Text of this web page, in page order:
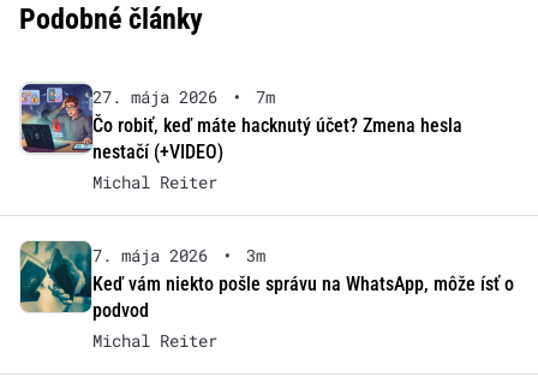
Podobné články
27. mája 2026 •
7m
Čo robiť, keď máte hacknutý účet? Zmena hesla
nestačí (+VIDEO)
Michal Reiter
7. mája 2026 •
3m
Keď vám niekto pošle správu na WhatsApp, môže ísť o
podvod
Michal Reiter